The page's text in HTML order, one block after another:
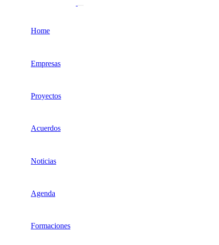
Home
Empresas
Proyectos
Acuerdos
Noticias
Agenda
Formaciones